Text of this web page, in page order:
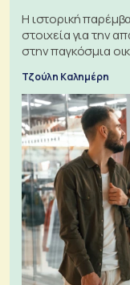
Η ιστορική
στοιχεία για την
στην παγκόσμια
Τζούλη Καλημέρη